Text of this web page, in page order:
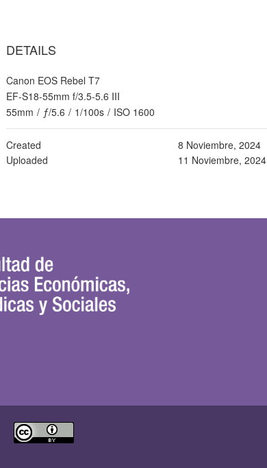
DETAILS
Canon EOS Rebel T7
EF-S18-55mm f/3.5-5.6 III
55mm / ƒ/5.6 / 1/100s / ISO 1600
Created
8 Noviembre, 2024
Uploaded
11 Noviembre, 2024